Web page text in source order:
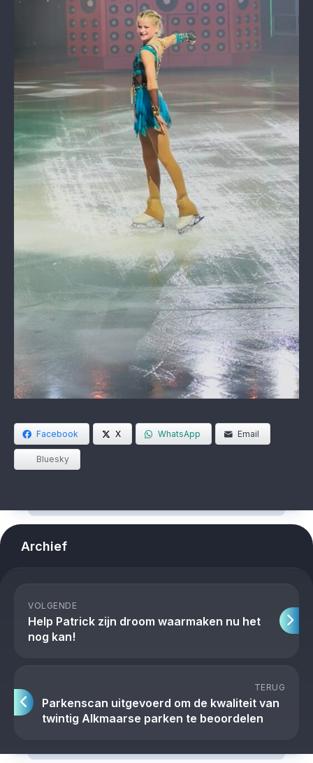
Facebook X WhatsApp Email
Bluesky
Archief
VOLGENDE
Help Patrick zijn droom waarmaken nu het
nog kan!
TERUG
Parkenscan uitgevoerd om de kwaliteit van
twintig Alkmaarse parken te beoordelen